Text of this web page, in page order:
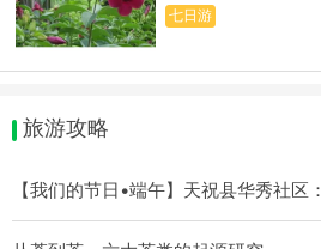
七日游
旅游攻略
【我们的节日•端午】天祝县华秀社区：